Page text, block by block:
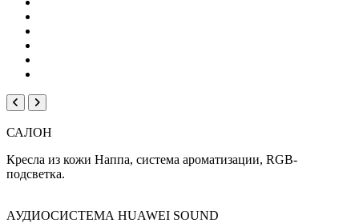
САЛОН
Кресла из кожи Наппа, система ароматизации, RGB-
подсветка.
АУДИОСИСТЕМА HUAWEI SOUND